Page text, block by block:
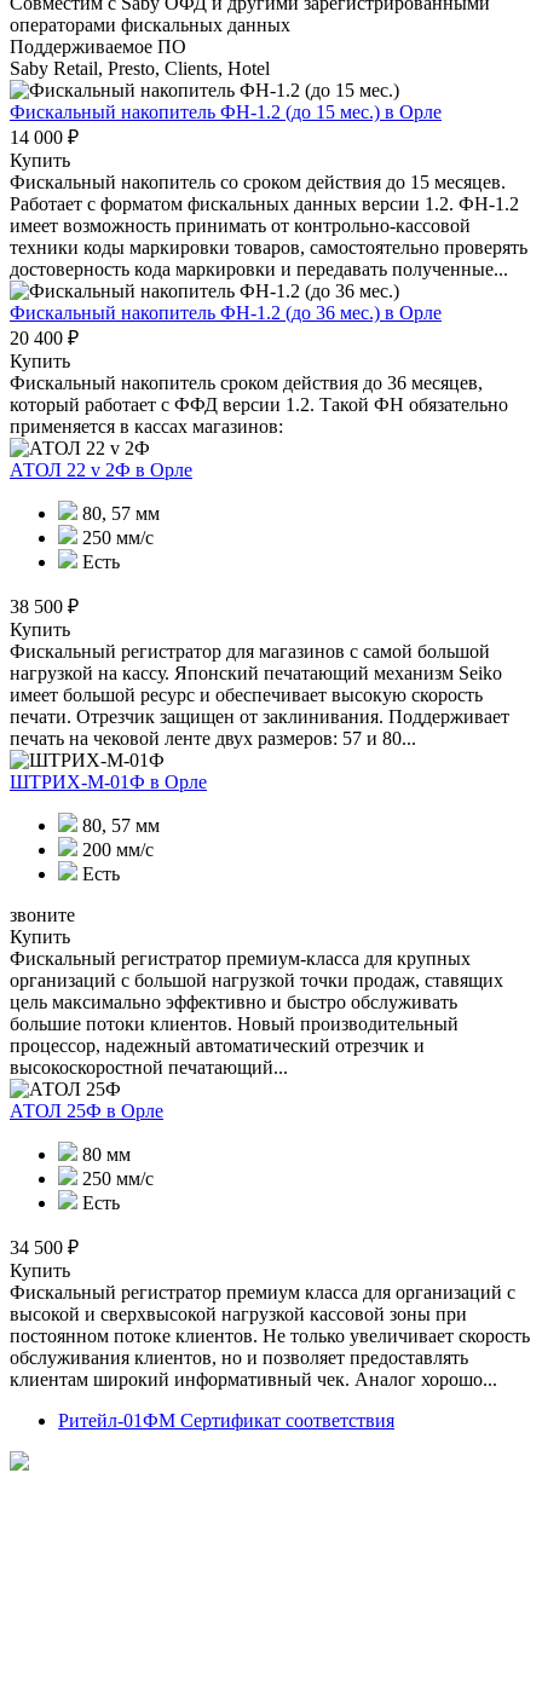
операторами фискальных данных
Поддерживаемое ПО
Saby Retail, Presto, Clients, Hotel
Фискальный накопитель ФН-1.2 (до 15 мес.) в Орле
14 000 ₽
Купить
Фискальный накопитель cо сроком действия до 15 месяцев.
Работает с форматом фискальных данных версии 1.2. ФН-1.2
имеет возможность принимать от контрольно-кассовой
техники коды маркировки товаров, самостоятельно проверять
достоверность кода маркировки и передавать полученные...
Фискальный накопитель ФН-1.2 (до 36 мес.) в Орле
20 400 ₽
Купить
Фискальный накопитель сроком действия до 36 месяцев,
который работает с ФФД версии 1.2. Такой ФН обязательно
применяется в кассах магазинов:
АТОЛ 22 v 2Ф в Орле
80, 57 мм
250 мм/с
Есть
38 500 ₽
Купить
Фискальный регистратор для магазинов с самой большой
нагрузкой на кассу. Японский печатающий механизм Seiko
имеет большой ресурс и обеспечивает высокую скорость
печати. Отрезчик защищен от заклинивания. Поддерживает
печать на чековой ленте двух размеров: 57 и 80...
ШТРИХ-М-01Ф в Орле
80, 57 мм
200 мм/с
Есть
звоните
Купить
Фискальный регистратор премиум-класса для крупных
организаций с большой нагрузкой точки продаж, ставящих
цель максимально эффективно и быстро обслуживать
большие потоки клиентов. Новый производительный
процессор, надежный автоматический отрезчик и
высокоскоростной печатающий...
АТОЛ 25Ф в Орле
80 мм
250 мм/с
Есть
34 500 ₽
Купить
Фискальный регистратор премиум класса для организаций с
высокой и сверхвысокой нагрузкой кассовой зоны при
постоянном потоке клиентов. Не только увеличивает скорость
обслуживания клиентов, но и позволяет предоставлять
клиентам широкий информативный чек. Аналог хорошо...
Ритейл-01ФМ Сертификат соответствия